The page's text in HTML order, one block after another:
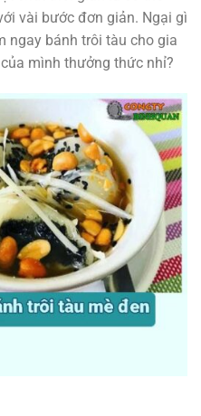
vài bước đơn giản. Ngại gì
ngay bánh trôi tàu cho gia
mình thưởng thức nhỉ?